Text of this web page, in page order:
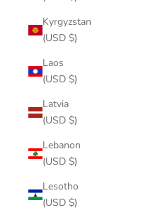
Kyrgyzstan
(USD $)
Laos
(USD $)
Latvia
(USD $)
Lebanon
(USD $)
Lesotho
(USD $)